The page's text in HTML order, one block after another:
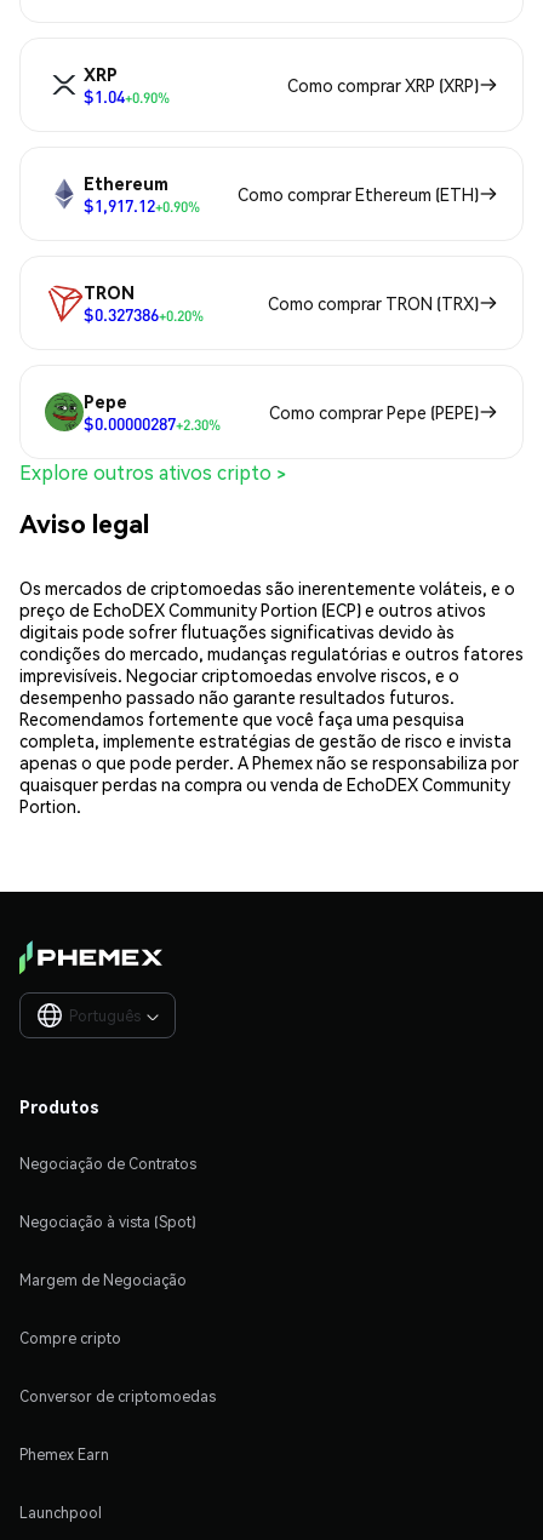
XRP
$1.04+0.90%
Como comprar XRP (XRP)
Ethereum
$1,917.12+0.90%
Como comprar Ethereum (ETH)
TRON
$0.327386+0.20%
Como comprar TRON (TRX)
Pepe
$0.00000287+2.30%
Como comprar Pepe (PEPE)
Explore outros ativos cripto >
Aviso legal
Os mercados de criptomoedas são inerentemente voláteis, e o
preço de EchoDEX Community Portion (ECP) e outros ativos
digitais pode sofrer flutuações significativas devido às
condições do mercado, mudanças regulatórias e outros fatores
imprevisíveis. Negociar criptomoedas envolve riscos, e o
desempenho passado não garante resultados futuros.
Recomendamos fortemente que você faça uma pesquisa
completa, implemente estratégias de gestão de risco e invista
apenas o que pode perder. A Phemex não se responsabiliza por
quaisquer perdas na compra ou venda de EchoDEX Community
Portion.
Português 
Produtos
Negociação de Contratos
Negociação à vista (Spot)
Margem de Negociação
Compre cripto
Conversor de criptomoedas
Phemex Earn
Launchpool